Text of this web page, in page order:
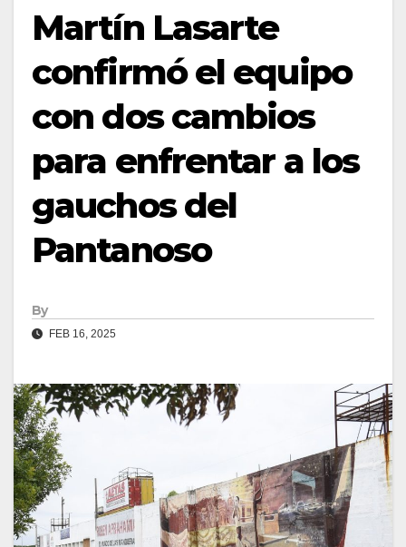
Martín Lasarte
confirmó el equipo
con dos cambios
para enfrentar a los
gauchos del
Pantanoso
By
FEB 16, 2025